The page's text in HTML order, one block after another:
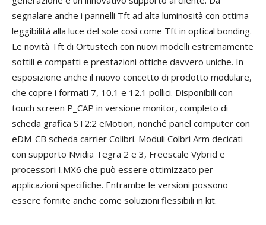
segnalare anche i pannelli Tft ad alta luminosità con ottima
leggibilità alla luce del sole così come Tft in optical bonding.
Le novità Tft di Ortustech con nuovi modelli estremamente
sottili e compatti e prestazioni ottiche davvero uniche. In
esposizione anche il nuovo concetto di prodotto modulare,
che copre i formati 7, 10.1 e 12.1 pollici. Disponibili con
touch screen P_CAP in versione monitor, completo di
scheda grafica ST2:2 eMotion, nonché panel computer con
eDM-CB scheda carrier Colibri. Moduli Colbri Arm decicati
con supporto Nvidia Tegra 2 e 3, Freescale Vybrid e
processori I.MX6 che può essere ottimizzato per
applicazioni specifiche. Entrambe le versioni possono
essere fornite anche come soluzioni flessibili in kit.